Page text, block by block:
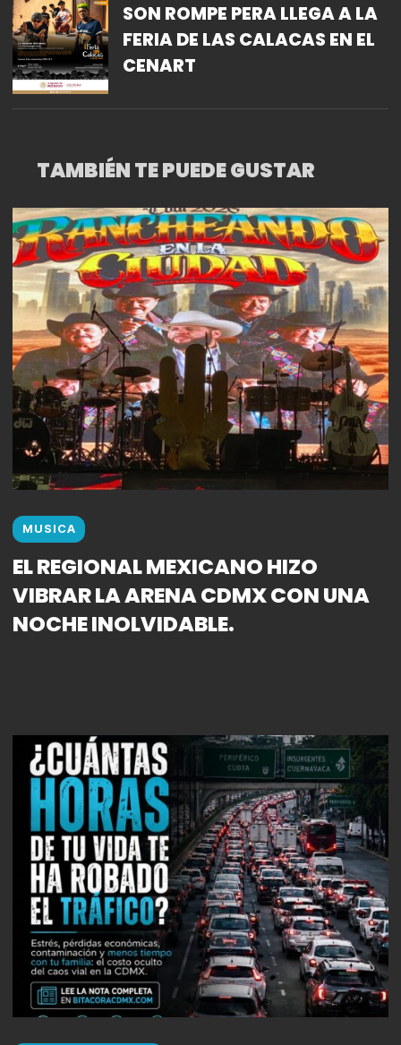
SON ROMPE PERA LLEGA A LA
FERIA DE LAS CALACAS EN EL
CENART
TAMBIÉN TE PUEDE GUSTAR
MUSICA
EL REGIONAL MEXICANO HIZO
VIBRAR LA ARENA CDMX CON UNA
NOCHE INOLVIDABLE.